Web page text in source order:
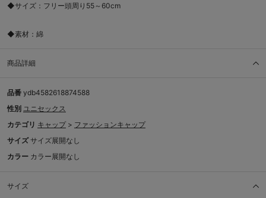
◆サイズ：フリー頭周り55～60cm
◆素材：綿
商品詳細
品番 ydb4582618874588
性別 ユニセックス
カテゴリ キャップ > ファッションキャップ
サイズ サイズ展開なし
カラー カラー展開なし
サイズ